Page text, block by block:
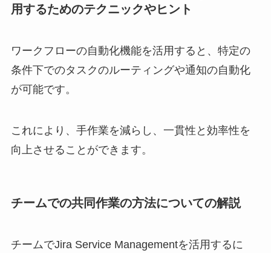
用するためのテクニックやヒント
ワークフローの自動化機能を活用すると、特定の
条件下でのタスクのルーティングや通知の自動化
が可能です。
これにより、手作業を減らし、一貫性と効率性を
向上させることができます。
チームでの共同作業の方法についての解説
チームでJira Service Managementを活用するに